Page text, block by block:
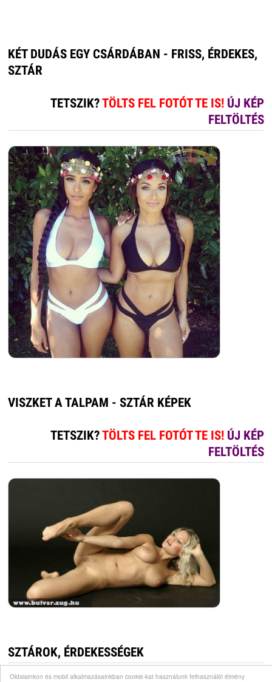
Oldalainkon és mobil alkalmazásainkban cookie-kat használunk felhasználói élmény
KÉT DUDÁS EGY CSÁRDÁBAN - FRISS, ÉRDEKES,
SZTÁR
TETSZIK?TÖLTS FEL FOTÓT TE IS! ÚJ KÉP
FELTÖLTÉS
VISZKET A TALPAM - SZTÁR KÉPEK
TETSZIK?TÖLTS FEL FOTÓT TE IS! ÚJ KÉP
FELTÖLTÉS
SZTÁROK, ÉRDEKESSÉGEK